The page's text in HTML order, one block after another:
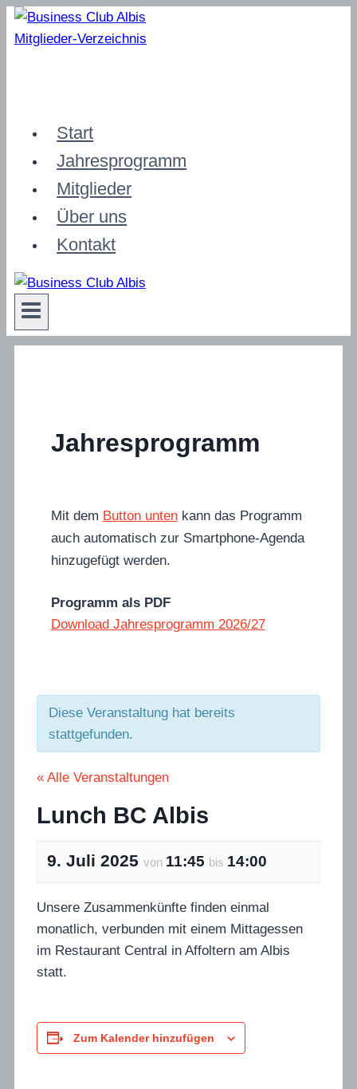
Zum
Inhalt
Mitglieder-Verzeichnis
Start
Jahresprogramm
Mitglieder
Über uns
Kontakt
Jahresprogramm
Mit dem Button untenkann das Programm
auch automatisch zur Smartphone-Agenda
hinzugefügt werden.
Programm als PDF
Download Jahresprogramm 2026/27
Diese Veranstaltung hat bereits
stattgefunden.
« Alle Veranstaltungen
Lunch BC Albis
9. Juli 2025 von 11:45 bis 14:00
Unsere Zusammenkünfte finden einmal
monatlich, verbunden mit einem Mittagessen
im Restaurant Central in Affoltern am Albis
statt.
Zum Kalender hinzufügen